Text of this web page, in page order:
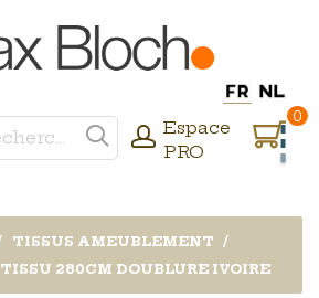
Espace
PRO
0
TISSUS AMEUBLEMENT
TISSU 280CM DOUBLURE IVOIRE